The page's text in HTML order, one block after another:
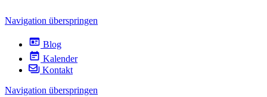
Navigation überspringen
Blog
Kalender
Kontakt
Navigation überspringen